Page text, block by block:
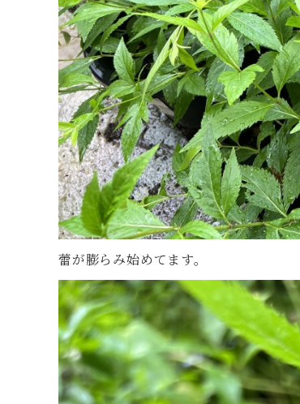
蕾が膨らみ始めてます。